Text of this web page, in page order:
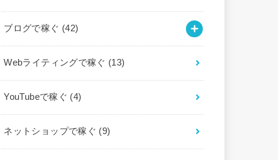
ブログで稼ぐ (42)
Webライティングで稼ぐ (13)
YouTubeで稼ぐ (4)
ネットショップで稼ぐ (9)